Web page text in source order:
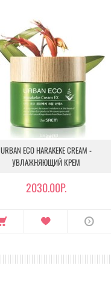
URBAN ECO HARAKEKE CREAM -
УВЛАЖНЯЮЩИЙ КРЕМ
2030.00Р.